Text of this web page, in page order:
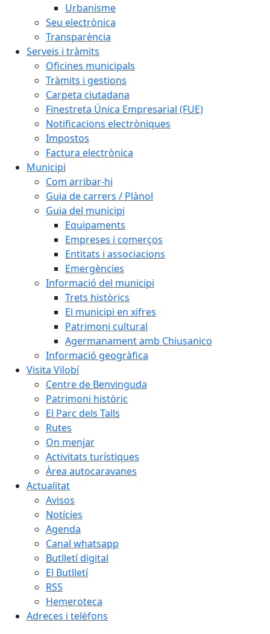
Urbanisme
Seu electrònica
Transparència
Serveis i tràmits
Oficines municipals
Tràmits i gestions
Carpeta ciutadana
Finestreta Única Empresarial (FUE)
Notificacions electròniques
Impostos
Factura electrònica
Municipi
Com arribar-hi
Guia de carrers / Plànol
Guia del municipi
Equipaments
Empreses i comerços
Entitats i associacions
Emergències
Informació del municipi
Trets històrics
El municipi en xifres
Patrimoni cultural
Agermanament amb Chiusanico
Informació geogràfica
Visita Vilobí
Centre de Benvinguda
Patrimoni històric
El Parc dels Talls
Rutes
On menjar
Activitats turístiques
Àrea autocaravanes
Actualitat
Avisos
Notícies
Agenda
Canal whatsapp
Butlletí digital
El Butlletí
RSS
Hemeroteca
Adreces i telèfons